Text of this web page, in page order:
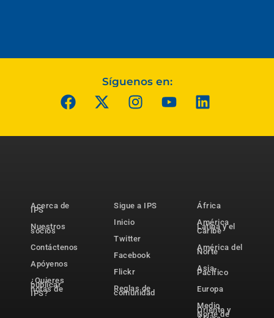
Síguenos en:
Acerca de
IPS
Nuestros
socios
Contáctenos
Apóyenos
¿Quieres
publicar
notas de
IPS?
Sigue a IPS
Inicio
Twitter
Facebook
Flickr
Reglas de
comunidad
África
América
Latina y el
Caribe
América del
Norte
Asia-
Pacífico
Europa
Medio
Oriente y
Norte de